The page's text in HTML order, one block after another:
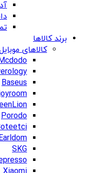
برند کالاها
کالاهای
Baseus
Porodo
SKG